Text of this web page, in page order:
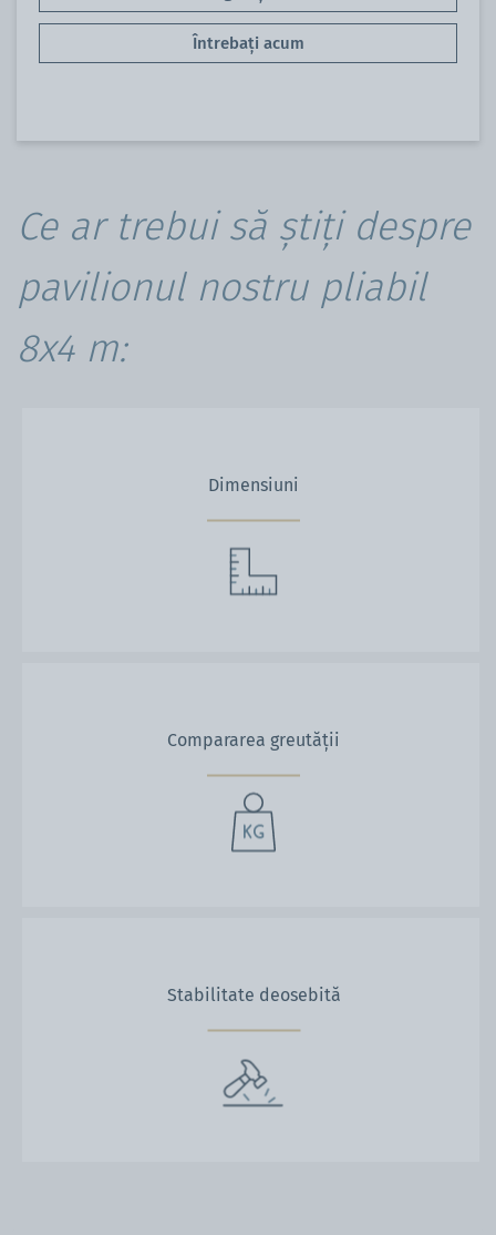
Întrebați acum
Ce ar trebui să știți despre
pavilionul nostru pliabil
8x4 m:
Dimensiuni
Compararea greutății
Stabilitate deosebită